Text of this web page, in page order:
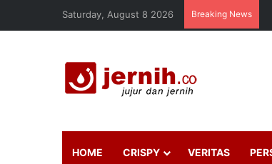
Saturday, August 8 2026 Breaking News
HOME CRISPY VERITAS